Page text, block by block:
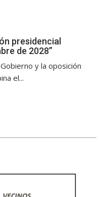
presidencial
de 2028”
y la oposición
el...